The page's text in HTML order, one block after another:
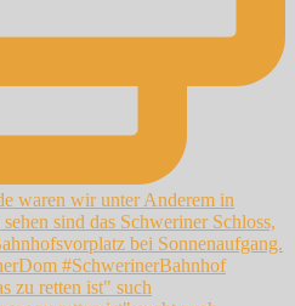
zu retten ist" such